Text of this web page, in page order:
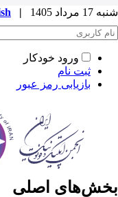
شنبه 17 مرداد 1405 |
ورود خودکار
ثبت نام
بازیابی رمز عبور
بخش‌های اصلی